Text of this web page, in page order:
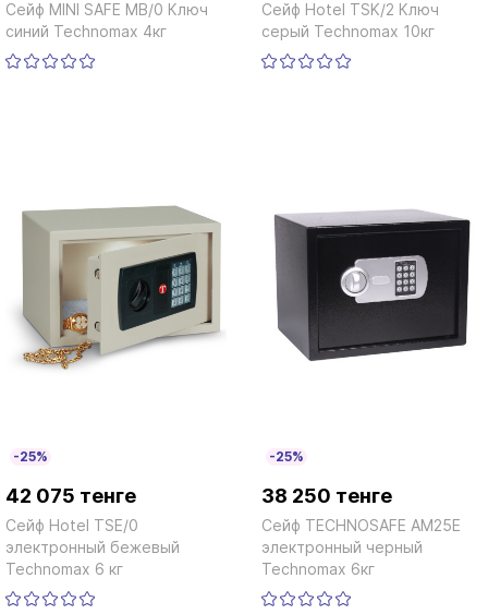
Сейф MINI SAFE MB/0 Ключ
синий Technomax 4кг
Сейф Hotel TSK/2 Ключ
серый Technomax 10кг
-25%
42 075 тенге
Сейф Hotel TSE/0
электронный бежевый
Technomax 6 кг
-25%
38 250 тенге
Сейф TECHNOSAFE AM25E
электронный черный
Technomax 6кг